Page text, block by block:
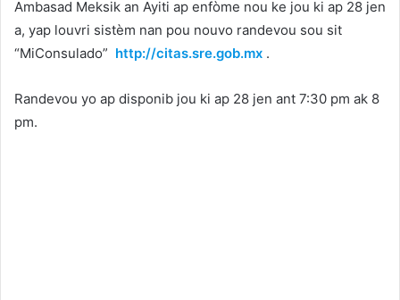
Ambasad Meksik an Ayiti ap enfòme nou ke jou ki ap 28 jen
a, yap louvri sistèm nan pou nouvo randevou sou sit
“MiConsulado” http://citas.sre.gob.mx .
Randevou yo ap disponib jou ki ap 28 jen ant 7:30 pm ak 8
pm.